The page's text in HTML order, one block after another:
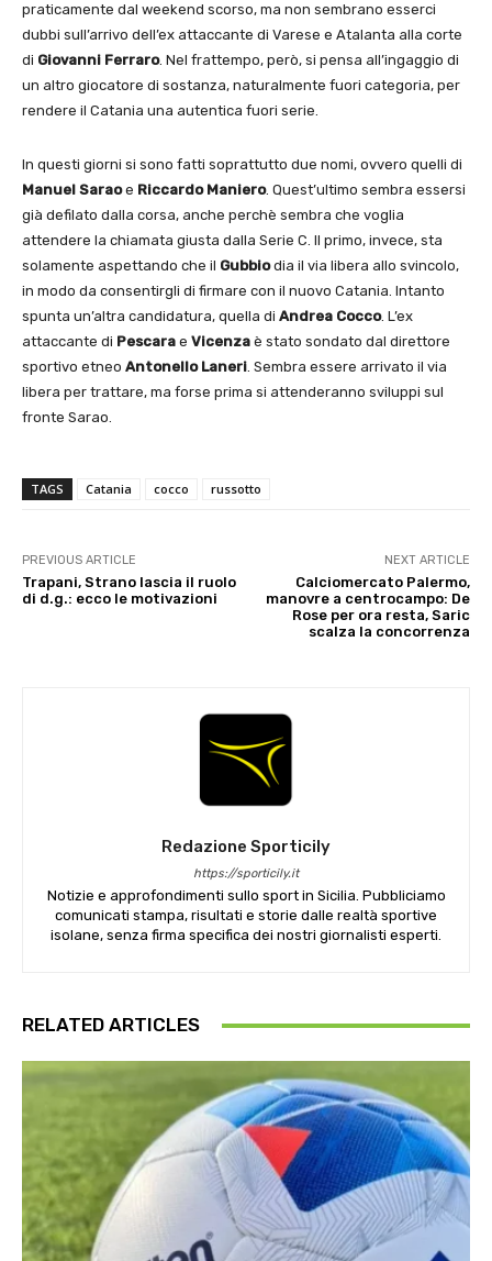
praticamente dal weekend scorso, ma non sembrano esserci
dubbi sull’arrivo dell’ex attaccante di Varese e Atalanta alla corte
di Giovanni Ferraro. Nel frattempo, però, si pensa all’ingaggio di
un altro giocatore di sostanza, naturalmente fuori categoria, per
rendere il Catania una autentica fuori serie.
In questi giorni si sono fatti soprattutto due nomi, ovvero quelli di
Manuel Saraoe Riccardo Maniero. Quest’ultimo sembra essersi
già defilato dalla corsa, anche perchè sembra che voglia
attendere la chiamata giusta dalla Serie C. Il primo, invece, sta
solamente aspettando che il Gubbiodia il via libera allo svincolo,
in modo da consentirgli di firmare con il nuovo Catania. Intanto
spunta un’altra candidatura, quella di Andrea Cocco. L’ex
attaccante di Pescara e Vicenza è stato sondato dal direttore
sportivo etneo Antonello Laneri. Sembra essere arrivato il via
libera per trattare, ma forse prima si attenderanno sviluppi sul
fronte Sarao.
TAGS Catania cocco russotto
PREVIOUS ARTICLE
Trapani, Strano lascia il ruolo
di d.g.: ecco le motivazioni
NEXT ARTICLE
Calciomercato Palermo,
manovre a centrocampo: De
Rose per ora resta, Saric
scalza la concorrenza
Redazione Sporticily
https://sporticily.it
Notizie e approfondimenti sullo sport in Sicilia. Pubbliciamo
comunicati stampa, risultati e storie dalle realtà sportive
isolane, senza firma specifica dei nostri giornalisti esperti.
RELATED ARTICLES